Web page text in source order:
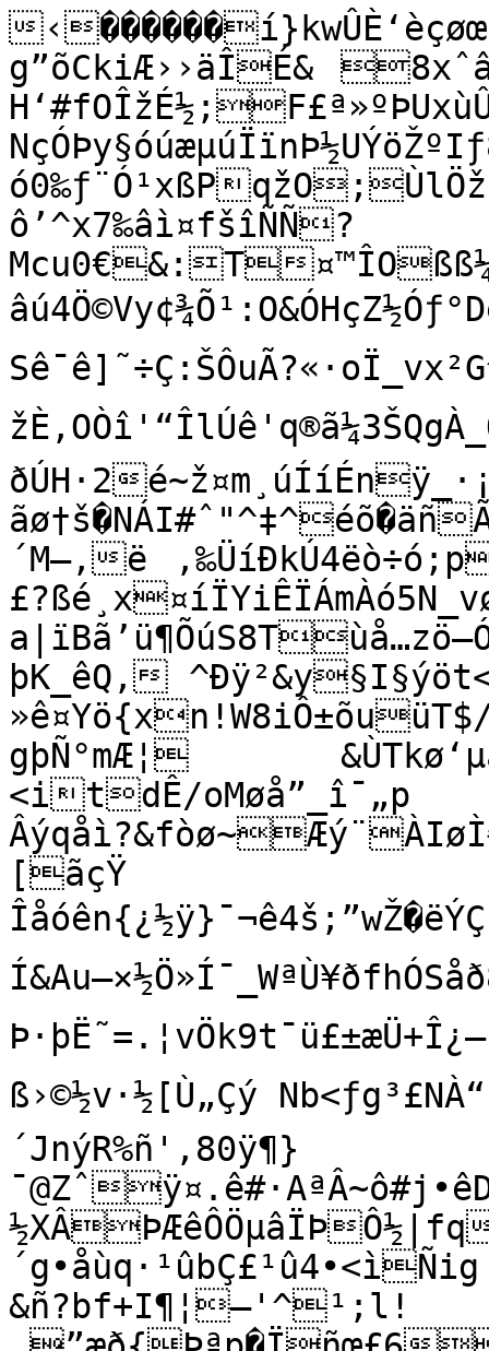
‹������í}kwÛÈ‘èçøœùæîØÞð!êaK²¥YY–g”õCkiÆ››äÎÉ&	8xˆâlö¿ä·ä—Ýzõ H‘#fOÎžÉ½;F£ª»ºÞUxùÛ×Îoþxu¡Æù$RWß¿z{y®­NçÓÞy§óúæµúÏïnÞ½UÝöŽºIƒ8ó0‰ƒ¨Ó¹xßPqžO;ÙlÖžíµ“tÔ¹ùØ¹Ã¹ºø°üÙÊ½'Ûƒ|Ð8}ô’^x7‰âì¤fšîÑÑ?Mcu0€&:T¤™ÎOßß¼i6TnäaéÓï’™
âú4Ö©Vy¢¾Õ¹:O&ÓHçZ½Óƒ°Dê£î'é Sê¯ê]˜÷Ç:ŠÔuÃ?«·oÏ_vx²G^FaüE¥::idù<ÒÙXë¼¡Æ©– žÈ,OÒî'“ÎlÚê'q®ã¼3ŠQgÀ_OSe­Iå!L>*‚¨ÕŸd¸ÚégY'
ðÚH·2é~ž¤m¸úÍíÉnÿ_·¡òùTŸ4r}—ãø†š�NÁI#ˆ"^‡^éõ�äñÃišÃHWÐM¦#ÚŽ»aÜév«ùË²
´M—,ë	,‰ÜíÐkÚ4ëò÷ó;pËï®ÀÏgý4œæ*Kû'å/½ž¦ó³-£?ßé¸x¤íÏYiÊÏÁmÀó5N_vø/"C´é¾KÒðgx�
a|ïBã’ü¶ÕúS8Tùå…zö—ÓGJ­D¨Ÿmòž?éxÿÒj-¼ôùF/}þK_êQ, ^Ðÿ²&y§I§ýöt<­RQ�¤qkóú`:€U »ê¤Yö{xn!W8iÔ±õuüT$/Ô­k‚3„¡‡p{�×›ÀÂg›€Ô—gþÑ°mÆ¦	&ÙTkø‘µà5-ä¹0šuÆÉŒ®Îðå­<itdÊ/oMøå­”_î¯„p
Âýqåì?&fòø~Æý¨ÀIøÌ¾»;ùæV§'»;Ýn·»óØg"[ãçŸ
Îåóên{¿½ÿ}¯¬ê4š;”wŽ�ëÝÇ|“Èíbæß¼¬'¶A‰Ø>^¿Þ˜|“T)|Í&Au–×½Ö»Í¯_WªÙ¥ðfhÓSåð8Œúî± õ¸î=æ—Þ·þË˜=.¦vÖk9t¯ü£±æÜ+Î¿–”´8˜Àòt¬Ó�ô˜†IpÒøß›©½v·½[Ù„Çý Nb<ƒg³£NÀ“PSQô@õæê?h™Îëp´JnýR%ñ'‚80ÿ¶}	¯@Zˆÿ¤.ê#·AªÂ~ô#j•êD=ÖñãæÚ8™h¼v!½XÂÞÆêÔÖµâÏÞÔ½|fq¡]ÙœæX´g•åùq·¹ûbÇ£¹û4•<ìÑig ‡€·Ò²ž’)Ó3GþqggwMýr£Ù‘ý&ñ?bf+I¶¦—'^¹;l!‚”æð{Þªp�Ïñœ£64HCõo}JÃËÊ­ï`B{Gîõ£ k5ÓAÚ—§]6JÞ�áç›ðÎìž&éD¥	
3~
M˜|œ²c‚‰nàÈ†
úÈáÖ°ñ<È¢ §£Ókšåe‡¹»a<-ü£ÝP·ATÀ†œ°L h”Ñ{•ÜÑÔNNÀ–mÜGK4
~ò|yÜ…Cå¬èr@e�ò¸@—¨n‘;°7v7K?¼MÓ®¯Ø4p”Œ
^BÞ¿ƒ¿ÃÉh]ÄØÞÂLŒ÷,äã“ÆÁîŽÆÀÉºÝ=Øó(_Ô«õ—à´„OHàþ`V6NUÍšÿÃútãô"Ea6F - Ûüµó†|HK7²)hÞ�ñ·dkËØç:z%`$žÞèèX=9ØÙª÷v[{ÝÝ—½×g==+Fjç°©vwvŸÓÂK•i—’ŽáhÀ×1…Gåç}!OY6ô²ˆhºw0‡ø,½/ø`xÒpÐ®‹Ì5iíïÛñö¢r·ñ\¶¦I–ÿˆy7’ÞgÝÏ[S HUšít]iœ~:c¿¯Â¶·UØöÖ‡-è%EÞ‚ã×†)‚z†\Poàý—ÞlKÑká‹`³ˆÆîÞÁ6ñÀé~)"½0éŒCGë•ûEýf	J58ìÞS¿Èòd²ˆÐÂuœ
Q2Î�RèËZå“rÐêb=Ï:š¦5Ð )¼­eÆ4NË¯pDX‡kw­
\ÙîF¸ˆÖg=¦zÞ
Zf<àó¾¨ÎÚÖG½©ÝýÝ5N×ÚHÑtëS¥E&
Ñ;?héhÞúœ"ù‚ºˆæ÷íJ÷ÙVw¦{À®Œ‹QÒÐcýskyüVoÕ9]ñ0yÙ)"T?ùG
¯X©MxÅHUxE2†}âø/‹ÀŸoðç¿ð`”µÆIœ¤þýV_ÿngï‰xy%.‡{‡ÛÄ§û¥¸ )VÄa>oe:½…]�|ÎÍ5uÍ×<êQW<]ƒgo Ow7À*ÕAÖJ† ¢)Bhœá5•Õ•\ÛPªîw·+Vq¾ ”§A1·ßê¥ ŒµÂøs‘²œ½1·Ô+¼¥.åÖêu°Uí§{�vAì2é…‘ný~8 ·?ì¡½¬ÎÌåU‰£­ž6˜nÛˆâ‹iXÍ]Ü_¼”\³«…Øawg«¸ÃtÛÆÝ»ÆY‘Âº¼ó—æò}¸v·‹kwë¸ÎÆAÞ$­þ3„ƒ	`
ö*í¼¿çŸ`¨z¨KúÏþ=›ÀJ¨³˜¨Àîÿ7÷-ÊVy2N·íE‡ih
DÛi
“´5OŠ”WÀÉœ£´2P½IRõGÈkrŽï[­r=œnÛë1	¾Ðz0Þ­`,=Ëq}ìù FÏÑÐ ÑêŒ‘Wg<É
eÂèûVf«–:N·í•ÉtöEîWV
arŽk;
YfP9/êFÝ·[ü‡“ûµ+…y8"‡ùºò4"Md)ÞÚa¤¹ÁaêÃÐ2‘uÖb«öÂá&FÐæÄ’Â`ç`†~Áž^¢N¨78”–çÚÝÀžZÇO±‰õ þš§EÿKIºÁ+Ðö·+S÷$S«è‘8Í‚¡ó%
f°áÓé]¾403RôšF¨·0BM§ÑS<ha²û¤çv-šÃ‡™4UôÑÓ
zDã´&	ÈD ßŒ¼ûiØ+rm×¢D´(0½ºÆ˜ë9ã€+™’¹w‰¶+66ñðÞ¿DüÛ×+»uUÊízˆ7rß‹œ'KB <ŽdAV–‹N,ì7É„
àÞÎV-œîKdÂ;“ ò<&ƒë»º9#Ü®Ü¬C³¦ù˜½ó–NSöM½Â«ì˜«ºzÉoWùÙòS‹hÕýÁN×F/;K= 5¸u·êÀé¶Œë�Îè<³Ö8{ð…Ð}-×Ô;¹vûhg«šæÛ2š}dÅè?§?îÛµ­zOqº-££çÚrÝ‹¹^`©uHín•ât[Fjdyš€„Ði%#´=¿­\ºÅÃ­
SœnË(†ñPS"›æg‘µa¦eC/í £—vz-ƒî[†­ªÔ8ÝÖ—«#N–c=MÃI�R¥ÏÓ
ð}ÎŒ†û+�„žÞ£QnU£Æé¶Œ=_#ÓÚJÑwöÚZ2ôèp«§Û2’Ó"¥÷	=ÕÙ4¤lÅ¹OéWfúG7h]J¾]ñú|ëâ5
!q.³£8AÛ¿•kø'a¨ØÜí¼¶·Õ
ß¾Gæîìm•Ìi¾mã®)/Ùpñí‚lšÄ#'º>Ê´–dDçš†¬#Ñ�æ­2:šoËk}Ñ ùÚäµ\[S‡°¶*¹i¾m£9
‘cÆ[	Sº¬ÎáòÚÈînõHÓ|ÛFTV”¯ù¯{QÚª:Ióm¥"iáÕÓ4éëA‘2†|CJ'Ì{îîlÕ”¥ù¶Œ°‹u×F¹×$ÖîÎVMYšoËˆV—þ~@Ø®-×Ý¾-‡©öE¤vëˆl=µâ`·‘È·F¥¸Ïó´ÝØöÞÃbÛ ÿ†y8)§/¼“‹¿Üßíl—ãâ|ÛEs6ÆÌÇqRD ]ÐùœÁÔÆ/1–´ìsì "/´ŽÕ5=¦.Añc*@&<ÛdÖ7›ø%·ºn{Ëú�®=(0$…A/ŒÂWàŠ/~ý»ÃÝîó™zkîmN$»ÛUµp¾íb;Ðd&ßj/Å…œYæº—Ûr/_ßÝ®róý£°Åã�šsÚ2£J8ŸË]%¤p/æÛMq¡ùþQ˜ÙP‹¸ñÈ¯‹÷î–ÅÞîƒÄÞj¼1×Ÿ÷#ÌèJ](ÒCÞPÀå8¹	gÛªÂŠÓ=h-ôDw•³ñÅ‡°´ƒíšU8ßvÑÌ¢pJºÍ0ˆ¢’Ø¿†;¤Ô¼;eÙ¿ŠÈ÷·,é÷(²1Îƒ0Eï@[suL·šËMómSwœQ+™Qå_›«÷bºe[ëaqÃ:LƒLHôqW›ê4Ÿ·ÆÁÏ×Æ½67‘QÓMõß¼ïíÕ8ßvñÖ‘¾Egf‰”/äâ”¼eóaáÒz<ûyö1Å™ÿNúµ ”Í}bYþýM„ÒV4N÷°\y,)iQñ¶äAÑuÃWVfÆïm×A²÷0ÿÈ,I¿èô_ôî¿îüËÑQF¹Ÿ:ÎÙÀOt?+‚r=ÍÝ{°Ü*éî=Ì9'9F#¦E/
û€Õ{ú­®è÷=xl5¬ˆÓ=�^‘…16àŒœ�v¢Ï]æ0C
“d€äàx0AíL·j÷àtÀ”;\DláD¦úºqú-_gÛÆ\¿¯­Z58Ýðê§á$tûu.?Ë»sOÔVñÙ$gòV§`X™ÔW›ðEn7¹Å©®îÖÊé­êàûhàÔ0O"¯Áf…[‡ÛÕ.7Q.ì•‹0Ãò-¨I‡Šýå’©üï¬.Ü®u¸‰ÅˆP|ÔDBWÃz°ÝDáƒ
ˆžaõ,› ¤JS’–+½·w9XâÝ½¯íPmb…2^“`üŒ"ƒÐúœ˜zÁÎe¹AýAnÜCQÛ-…ÛÄÂdlz ZŽ%zõÊü½._ÝÛ®Kwà1¥äC«È¨>–~¨ï«€s'ŽrsÕ±¨Ö#ìõNS3®:Q@É
ûo¶?…ƒ‘ÎÛrëI©	GSýW8½NfññÆ=ñ©ïÔá¥©`¢ØØeó™è17Õ?}ñ¨Ó¡N`¶ÍÒ²^%þŸ~Ó’WÉ`¾Ø´¤Ú¤GÕ4Åùê‘?ps\±Ž§_=ªit·_1½æ+¯ai”³~ï°bŠÚ²ÎîN·ÛÙ9ì|âk¸°ÌZ\-iÙÚß=¸Û}ö¬ýy:Âf9_•V¦
&bpÎ/10:H—ÿåO‘Žò7�]®°ÝvGr¯’uOÒ8rò–é€á_bžîn<ZÑ£g–&ñhXD­ò1.µføØÈAM§ŽO2P½ÆTÏ¥>á1¾ `ý¬PVnV¢ö¬«úEš?Ú[AvÃ†Dõš’66k5½É²là)_±Ó4É4;x»kBÇRµfàÊ=ÂûZ“ÆO‰HI[oè&ˆo ö­Ú}¸^@Sr›°îAû>fW
§¢ã1Îà Ü¡»Í'™‡z]¾» ÍþÁÎ;ëÏ£^ó<ê‚çúxÐó›¬ÛvXÄ$ˆƒ‘Y7ÔÛhµ¤¼¡L(ïd(¡v%CMÍÈ½C6@ðù&Ýu–#¨ï@!IsªåÅv¢¶f!pÄÌR’ Óñ<ûa{¤pq§®ðIu^zRá“êFžTWöÉÆé¦O¸Õ0ÂÉŠ
'§êÐËq×,à
{E@;¡³aK||á¸ë‹çééßÿvÖF
c€úï«>ô÷¿½ìLa§§fŒf£„ÉªLëI†/ïi`YˆoWy}i«³xžÄZÍÆ‰™Ò ÚàðÆuÁza´~vKù
_âdSaIÒ–Ý/Õ7ïì³N£ð<jç*Œ±3 ”çšþ_aªÆaFY¶¸L<€Nž~6ûc5ÁÒULå!ìj”·
æ—±ê=k¢fD½mulPÈïW ~•¤¹8Œ¹›k¿ßOŠØ^;ëçMÆEBè´™úîòêê¬
«ƒû«./‘ñÒE¸F/»–)¼
ús•‘nÒ»õÐÄPl8<ÄèÌ,ÎLÃHu÷±éÝÎ^SîèàÀþ{sTDB¼©Ž˜naa;rMøÉ&ùkï˜Â_èì@€?ÄôZ�ø›?!L2{až 0=&$a„vfý(ÅÒ\Q>/MïÃ˜7©"ŽpÙ‰&ä’¾CEöš
Š|Œ}ód÷£(™á°øzaŠ‹$üª–îàe–p*`¥`|Ø$`BýßÌF#�ö•¶o\d`àU™6é@rÓ9‹SÁÀÒtõ<
ÓdBëRj³´“"ËáÄðD.LÙpbòÊ¢�Ãà€åÍRØ¯È'ð·Ifð\@/€âK3<°�–}ËZà(�m¡¥›uu©””m„º6b·›f9éoFD¶ÀÊ)ü_ÃWÚê[ ì˜&¿M¢bÆ;‹”Ô£9[S%q4Ç…6Rçï¥¡­Àiåª[L¸­Tì2¼
Úêcûº­öwŽ»»GGí£gæÖ™zÒ}ªt�'¨–€²1§‡¬G6æq²GMà*D×´fùíM0êNQ ÝšTiíï>ŸhGÔeá’ÏD)ñª„æ‘fH·ø{vðq`" œãþ¼i™Û5º~
tA^vX]0Ô`Ñ(ô"%û‡ÙÜR>ÜV—9foÄÂ|~'ª“úgÈ’¯Ó’¥°ïã&iDB²†%J1¡ï=Kæó	äÉîÓ'ÁÓúå!F>ž ôŽƒªÔ›Žƒ‚f„+Ët¸O¤F¸³:øßDF”c2h¸	`a”ù+îH‘Y ¿Á!æA«&	JxSÅIŽé»¾†á0G?æŽáÆ2©Fá0K‘0íÑh÷´Ç¹‚ƒYÄÃÉ¾
BÇôzÈ¬aÈ8â#M5	ûôQ˜iô–0
R